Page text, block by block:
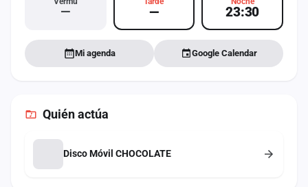
— — 23:30
Mi agenda Google Calendar
Quién actúa
Disco Móvil CHOCOLATE